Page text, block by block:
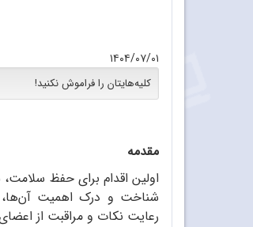
۱۴۰۴/۰۷/۰۱
کلیه‌هایتان را فراموش نکنید!
مقدمه
اولین اقدام برای حفظ
شناخت و درک اهمیت آن‌ها،
رعایت نکات و مراقبت از